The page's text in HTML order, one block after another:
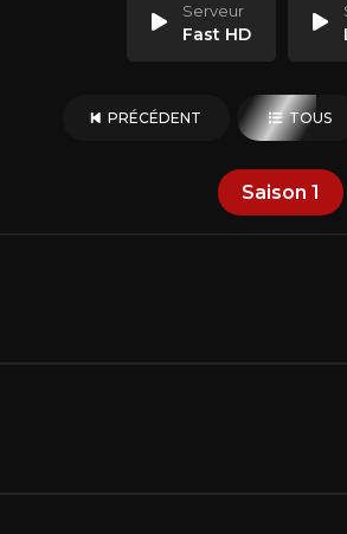
Serveur
Fast HD
PRÉCÉDENT TOUS
Saison 1